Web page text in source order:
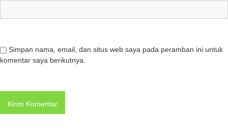
Simpan nama, email, dan situs web saya pada peramban ini untuk
komentar saya berikutnya.